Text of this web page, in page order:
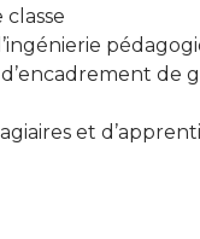
classe
de
et